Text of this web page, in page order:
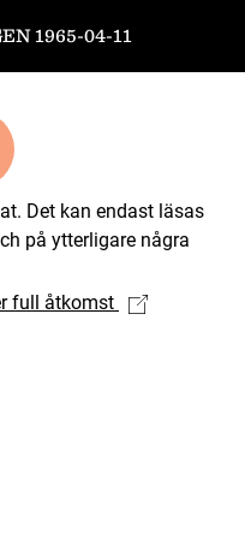
1965-04-11
Det kan endast läsas
på ytterligare några
full åtkomst